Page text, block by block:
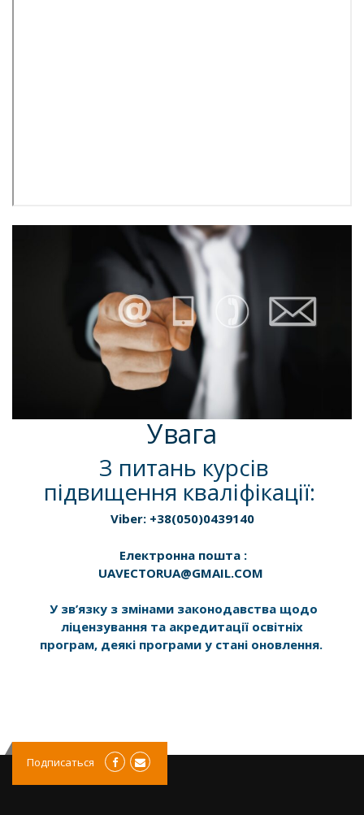
Увага
З питань курсів
підвищення кваліфікації:
Viber: +38(050)0439140
Електронна пошта :
UAVECTORUA@GMAIL.COM
У зв’язку з змінами законодавства щодо
ліцензування та акредитації освітніх
програм, деякі програми у стані оновлення.
Подписаться